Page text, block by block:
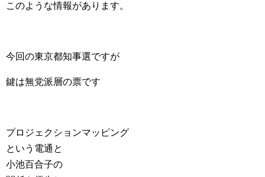
このような情報があります。
今回の東京都知事選ですが
鍵は無党派層の票です
プロジェクションマッピング
という電通と
小池百合子の